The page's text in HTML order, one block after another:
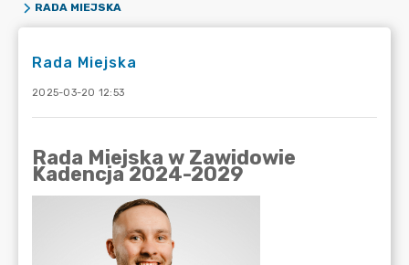
RADA MIEJSKA
Rada Miejska
2025-03-20 12:53